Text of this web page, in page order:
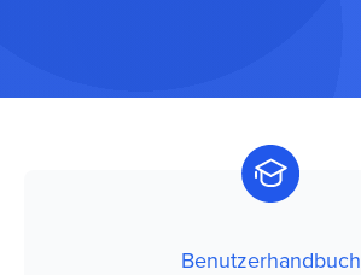
Benutzerhandbuch